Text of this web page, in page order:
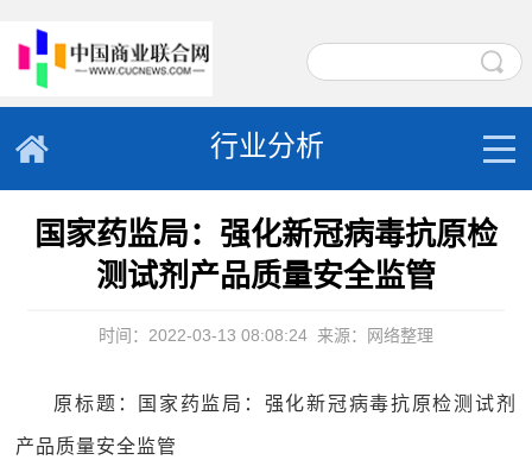
行业分析
国家药监局：强化新冠病毒抗原检
测试剂产品质量安全监管
时间：2022-03-13 08:08:24 来源：网络整理
原标题：国家药监局：强化新冠病毒抗原检测试剂
产品质量安全监管